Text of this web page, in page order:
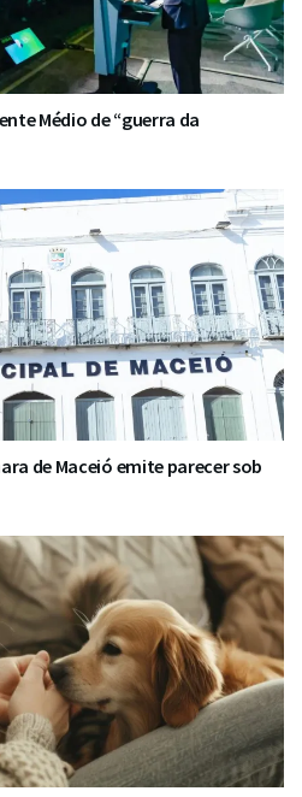
Médio de “guerra da
de Maceió emite parecer sob